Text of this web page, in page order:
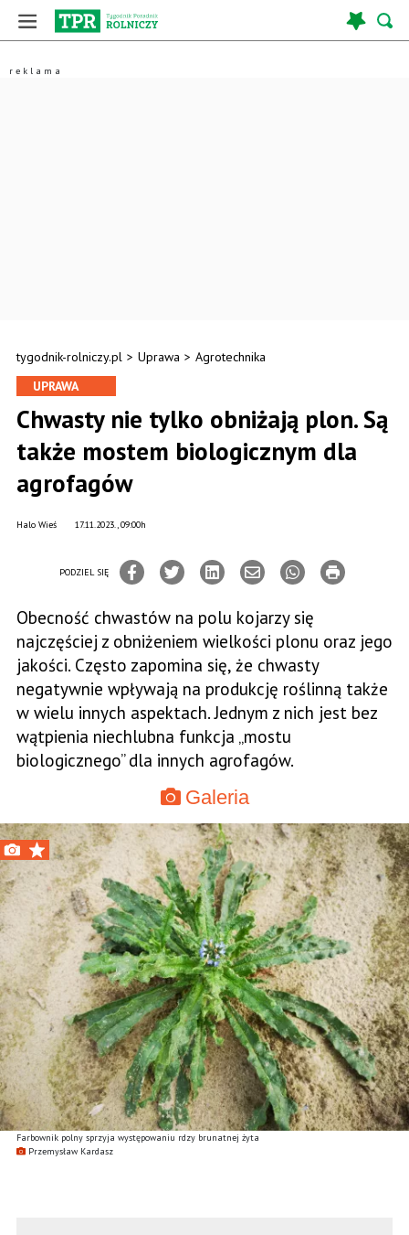
tygodnik-rolniczy.pl > Uprawa > Agrotechnika
Farbownik polny sprzyja występowaniu rdzy brunatnej żyta
Przemysław Kardasz
UPRAWA
Chwasty nie tylko obniżają plon. Są
także mostem biologicznym dla
agrofagów
17.11.2023., 09:00h
Halo Wieś
PODZIEL SIĘ
Obecność chwastów na polu kojarzy się
najczęściej z obniżeniem wielkości plonu oraz jego
jakości. Często zapomina się, że chwasty
negatywnie wpływają na produkcję roślinną także
w wielu innych aspektach. Jednym z nich jest bez
wątpienia niechlubna funkcja „mostu
biologicznego’’ dla innych agrofagów.
Galeria